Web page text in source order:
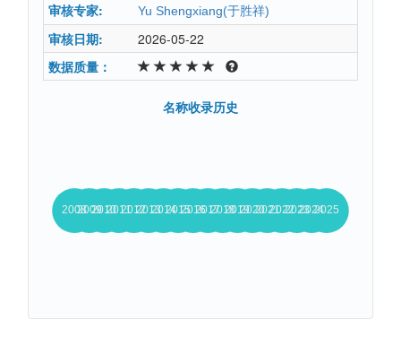
审核专家:
Yu Shengxiang(于胜祥)
审核日期:
2026-05-22
数据质量：
名称收录历史